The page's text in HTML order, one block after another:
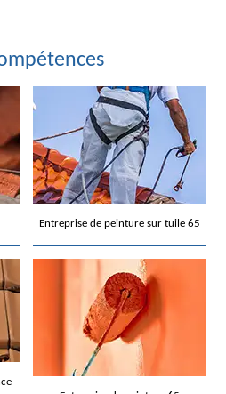
Entreprise de peinture sur tuile 65